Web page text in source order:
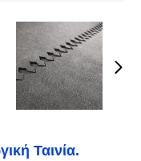
Ταινία.